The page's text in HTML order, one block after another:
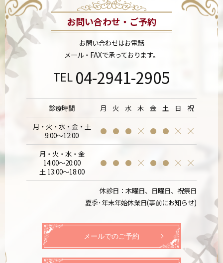
お問い合わせ・ご予約
お問い合わせはお電話
メール・FAXで承っております。
TEL 04-2941-2905
診療時間 月 火 水 木 金 土 日
祝
月・火・水・金・土
9:00～12:00
月・火・水・金
14:00～20:00
土 13:00～18:00
休診日：木曜日、日曜日、祝祭日
夏季･年末年始休業日(事前にお知らせ)
メールでのご予約